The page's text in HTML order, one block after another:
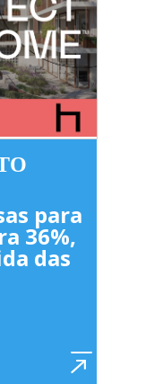
para
36%,
das